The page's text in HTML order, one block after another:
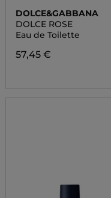
DOLCE&GABBANA
DOLCE ROSE
Eau de Toilette
57,45 €